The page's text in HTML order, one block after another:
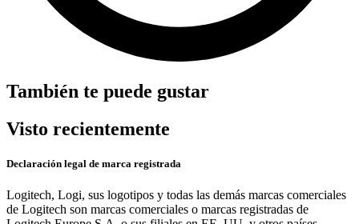
También te puede gustar
Visto recientemente
Declaración legal de marca registrada
Logitech, Logi, sus logotipos y todas las demás marcas comerciales
de Logitech son marcas comerciales o marcas registradas de